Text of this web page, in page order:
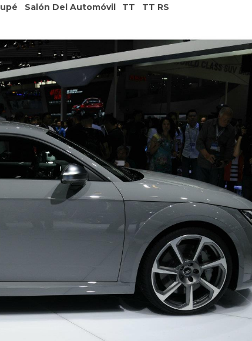
Salón Del Automóvil TT TT RS